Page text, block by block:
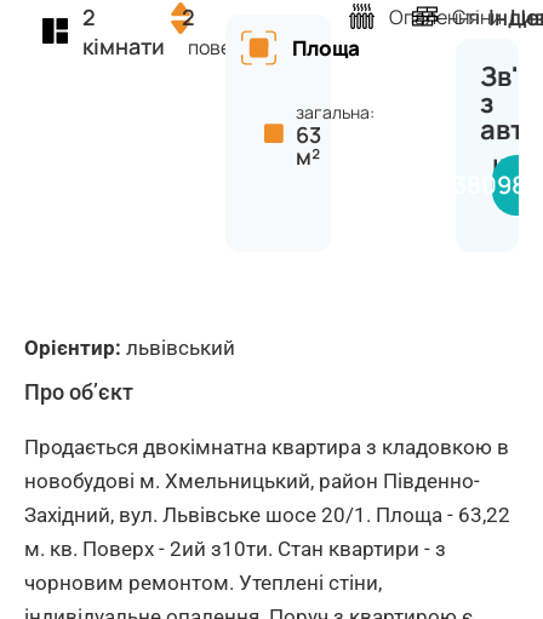
2
кімнати
2
поверх Площа
загальна:
63
м²
ОпаленняСтіни
з
Орієнтир: львівський
Про об’єкт
Продається двокімнатна квартира з кладовкою в
новобудові м. Хмельницький, район Південно-
Західний, вул. Львівське шосе 20/1. Площа - 63,22
м. кв. Поверх - 2ий з10ти. Стан квартири - з
чорновим ремонтом. Утеплені стіни,